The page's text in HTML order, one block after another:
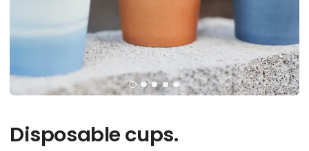
Disposable cups.